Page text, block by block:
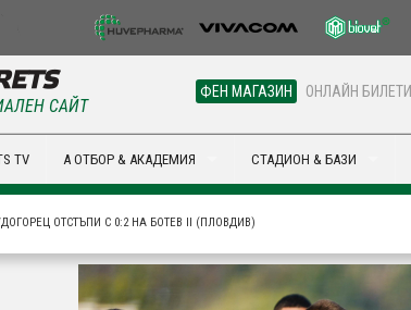
ФЕН МАГАЗИН ОНЛАЙН БИЛЕТИ
САЙТ
TV А ОТБОР & АКАДЕМИЯ СТАДИОН & БАЗИ
ОТСТЪПИ С 0:2 НА БОТЕВ II (ПЛОВДИВ)